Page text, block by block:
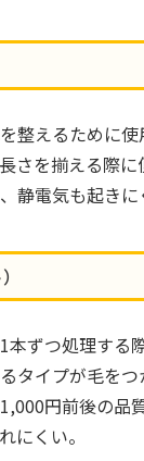
整えるために
さを揃える際
静電気も起きに
本ずつ処理する
タイプが毛を
円前後の品
にくい。